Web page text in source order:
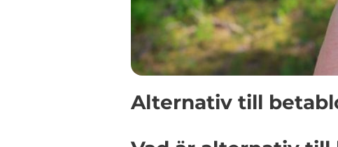
Alternativ till